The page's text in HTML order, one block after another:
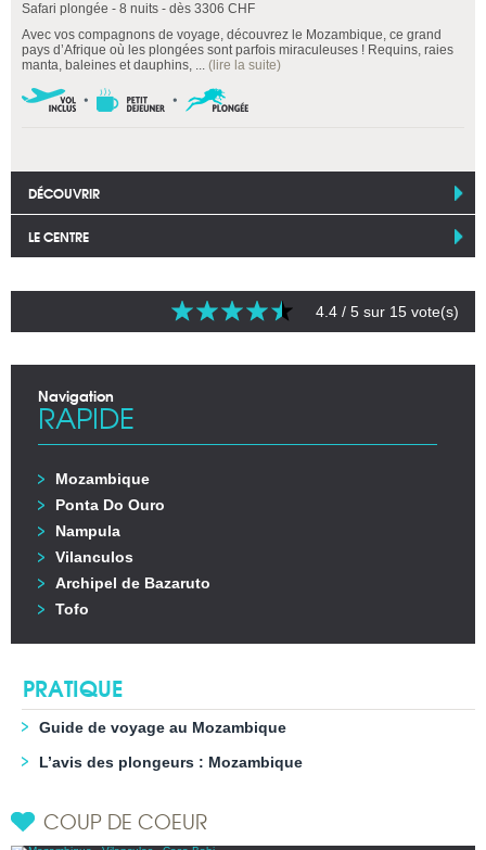
Safari plongée - 8 nuits - dès 3306 CHF
Avec vos compagnons de voyage, découvrez le Mozambique, ce grand
pays d’Afrique où les plongées sont parfois miraculeuses ! Requins, raies
manta, baleines et dauphins, ... (lire la suite)
DÉCOUVRIR
LE CENTRE
4.4 / 5 sur 15 vote(s)
Navigation
RAPIDE
Mozambique
Ponta Do Ouro
Nampula
Vilanculos
Archipel de Bazaruto
Tofo
PRATIQUE
Guide de voyage au Mozambique
L’avis des plongeurs : Mozambique
COUP DE COEUR